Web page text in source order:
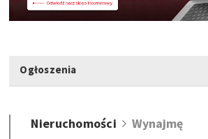
Ogłoszenia
Nieruchomości Wynajmę